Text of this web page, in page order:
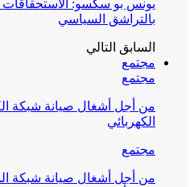
يونس بو سكسو: الاستحقاقات
بالتراشق السياسي
السابق التالي
مجتمع
مجتمع
من أجل أشغال صيانة شبكة
الكهربائي
مجتمع
من أجل أشغال صيانة شبكة